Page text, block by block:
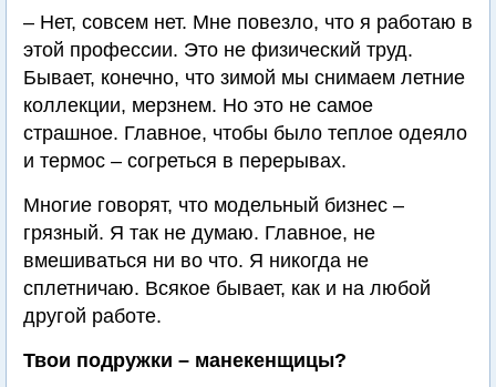
– Нет, совсем нет. Мне повезло, что я работаю в
этой профессии. Это не физический труд.
Бывает, конечно, что зимой мы снимаем летние
коллекции, мерзнем. Но это не самое
страшное. Главное, чтобы было теплое одеяло
и термос – согреться в перерывах.
Многие говорят, что модельный бизнес –
грязный. Я так не думаю. Главное, не
вмешиваться ни во что. Я никогда не
сплетничаю. Всякое бывает, как и на любой
другой работе.
Твои подружки – манекенщицы?